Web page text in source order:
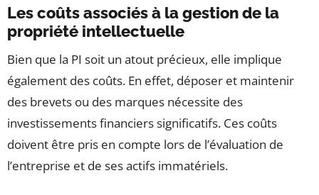
Les coûts associés à la gestion de la
propriété intellectuelle
Bien que la PI soit un atout précieux, elle implique
également des coûts. En effet, déposer et maintenir
des brevets ou des marques nécessite des
investissements financiers significatifs. Ces coûts
doivent être pris en compte lors de l’évaluation de
l’entreprise et de ses actifs immatériels.